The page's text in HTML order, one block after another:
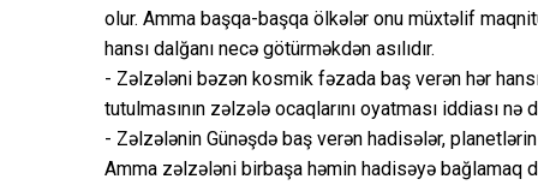
olur. Amma başqa-başqa ölkələr onu müxtəlif
hansı dalğanı necə götürməkdən asılıdır.
- Zəlzələni bəzən kosmik fəzada baş verən hər
tutulmasının zəlzələ ocaqlarını oyatması iddiası nə
- Zəlzələnin Günəşdə baş verən hadisələr,
Amma zəlzələni birbaşa həmin hadisəyə bağlamaq